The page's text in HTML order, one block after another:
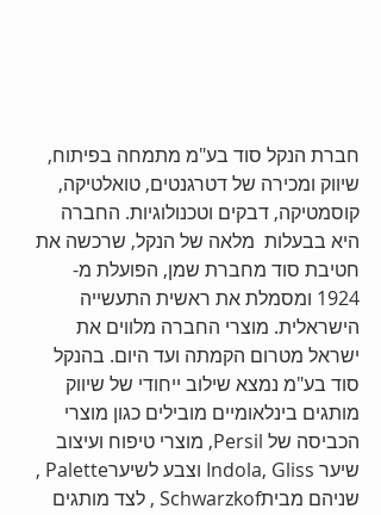
חברת הנקל סוד בע"מ מתמחה בפיתוח,
שיווק ומכירה של דטרגנטים, טואלטיקה,
קוסמטיקה, דבקים וטכנולוגיות. החברה
היא בבעלות  מלאה של הנקל, שרכשה את
חטיבת סוד מחברת שמן, הפועלת מ-
1924 ומסמלת את ראשית התעשייה
הישראלית. מוצרי החברה מלווים את
ישראל מטרום הקמתה ועד היום. בהנקל
סוד בע"מ נמצא שילוב ייחודי של שיווק
מותגים בינלאומיים מובילים כגון מוצרי
הכביסה של Persil, מוצרי טיפוח ועיצוב
שיער Indola, Gliss וצבע לשיערPalette ,
שניהם מביתSchwarzkof , לצד מותגים